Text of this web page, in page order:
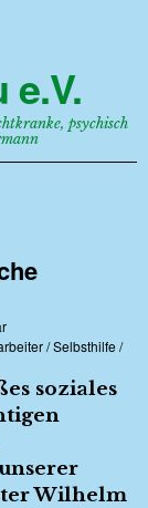
e.V.
psychisch
/Selbsthilfe/
soziales
Wilhelm